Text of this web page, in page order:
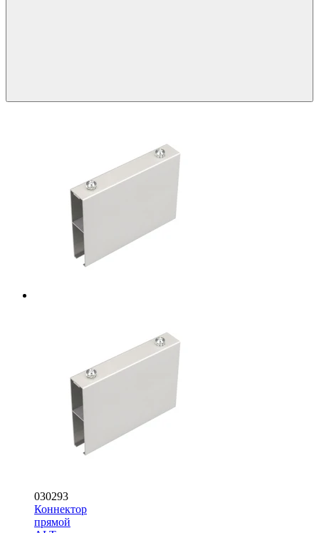
030293
Коннектор
прямой